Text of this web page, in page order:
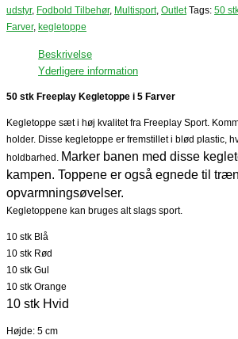
udstyr, Fodbold Tilbehør, Multisport, Outlet Tags: 50
Farver, kegletoppe
Beskrivelse
Yderligere information
50 stk Freeplay Kegletoppe i 5 Farver
Kegletoppe sæt i høj kvalitet fra Freeplay Sport.
holder. Disse kegletoppe er fremstillet i blød plastic,
holdbarhed. Marker banen med disse
kampen. Toppene er også egnede til
opvarmningsøvelser.
Kegletoppene kan bruges alt slags sport.
10 stk Blå
10 stk Rød
10 stk Gul
10 stk Orange
10 stk Hvid
Højde: 5 cm